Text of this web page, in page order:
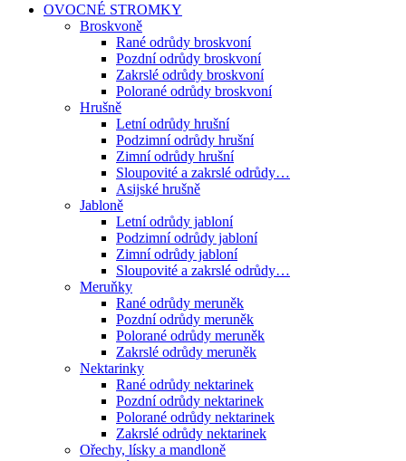
OVOCNÉ STROMKY
Broskvoně
Rané odrůdy broskvoní
Pozdní odrůdy broskvoní
Zakrslé odrůdy broskvoní
Polorané odrůdy broskvoní
Hrušně
Letní odrůdy hrušní
Podzimní odrůdy hrušní
Zimní odrůdy hrušní
Sloupovité a zakrslé odrůdy…
Asijské hrušně
Jabloně
Letní odrůdy jabloní
Podzimní odrůdy jabloní
Zimní odrůdy jabloní
Sloupovité a zakrslé odrůdy…
Meruňky
Rané odrůdy meruněk
Pozdní odrůdy meruněk
Polorané odrůdy meruněk
Zakrslé odrůdy meruněk
Nektarinky
Rané odrůdy nektarinek
Pozdní odrůdy nektarinek
Polorané odrůdy nektarinek
Zakrslé odrůdy nektarinek
Ořechy, lísky a mandloně